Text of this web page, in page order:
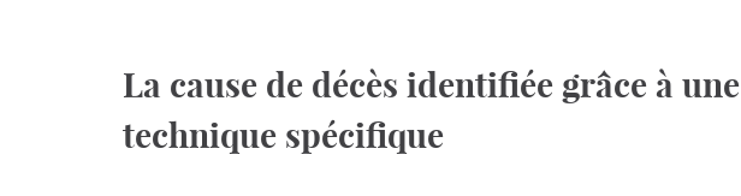
La cause de décès identifiée grâce à une
technique spécifique